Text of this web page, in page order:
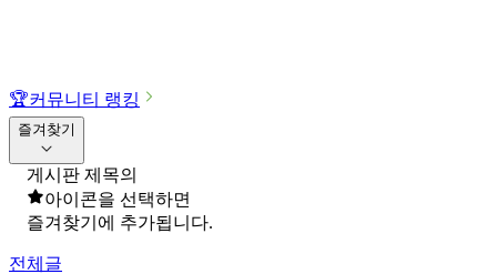
🏆커뮤니티 랭킹
즐겨찾기
게시판 제목의
아이콘을 선택하면
즐겨찾기에 추가됩니다.
전체글